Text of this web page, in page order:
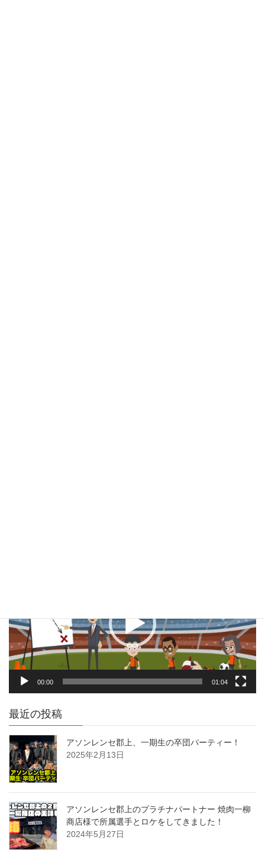
ヤ
ー
00:00 01:04
最近の投稿
アソンレンセ郡上、一期生の卒団パーティー！
2025年2月13日
アソンレンセ郡上のプラチナパートナー 焼肉一柳
商店様で所属選手とロケをしてきました！
2024年5月27日